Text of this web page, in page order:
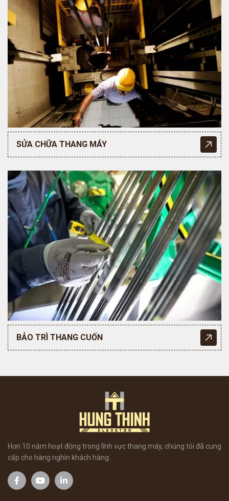
SỬA CHỮA THANG MÁY
BẢO TRÌ THANG CUỐN
Hơn 10 năm hoạt động trong lĩnh vực thang máy, chúng tôi đã cung
cấp cho hàng nghìn khách hàng..